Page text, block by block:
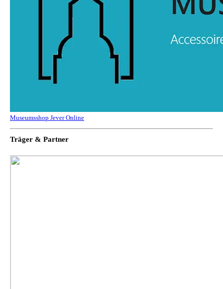
Museumsshop Jever Online
Träger & Partner